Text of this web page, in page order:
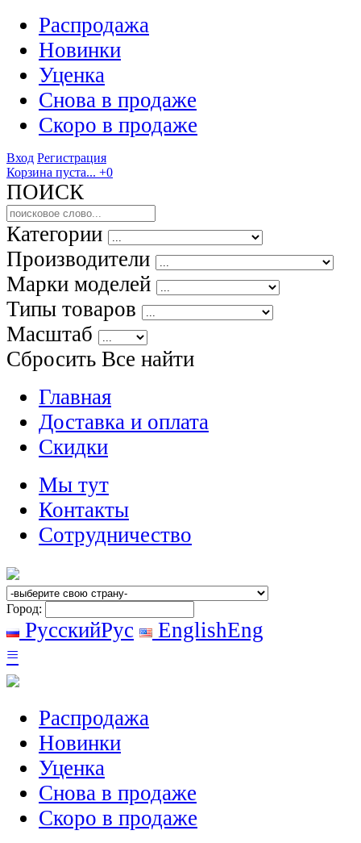
Распродажа
Новинки
Уценка
Снова в продаже
Скоро в продаже
Вход Регистрация
Корзина пуста... +0
ПОИСК
Категории
Производители
Марки моделей
Типы товаров
Масштаб
Сбросить Все найти
Главная
Доставка и оплата
Скидки
Мы тут
Контакты
Сотрудничество
Город:
РусскийРус EnglishEng
≡
Распродажа
Новинки
Уценка
Снова в продаже
Скоро в продаже